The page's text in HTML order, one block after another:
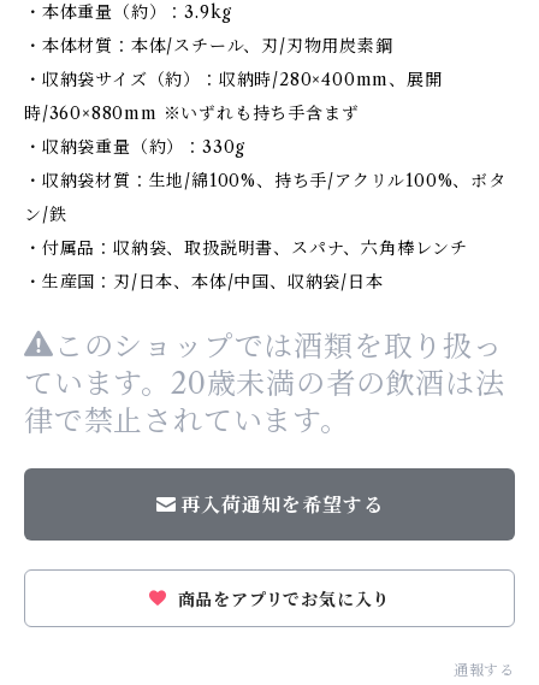
・本体重量（約）：3.9kg
・本体材質：本体/スチール、刃/刃物用炭素鋼
・収納袋サイズ（約）：収納時/280×400mm、展開
時/360×880mm ※いずれも持ち手含まず
・収納袋重量（約）：330g
・収納袋材質：生地/綿100%、持ち手/アクリル100%、ボタ
ン/鉄
・付属品：収納袋、取扱説明書、スパナ、六角棒レンチ
・生産国：刃/日本、本体/中国、収納袋/日本
このショップでは酒類を取り扱っ
ています。20歳未満の者の飲酒は法
律で禁止されています。
再入荷通知を希望する
商品をアプリでお気に入り
通報する